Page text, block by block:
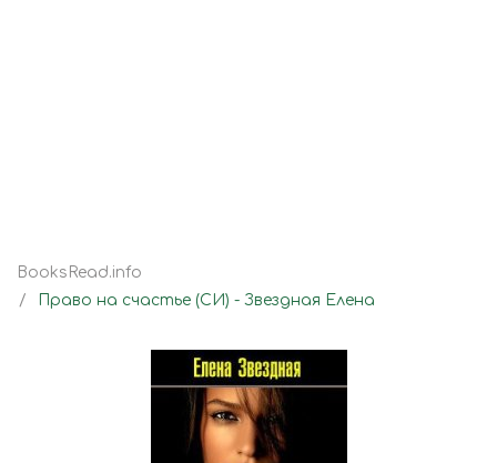
BooksRead.info
Право на счастье (СИ) - Звездная Елена